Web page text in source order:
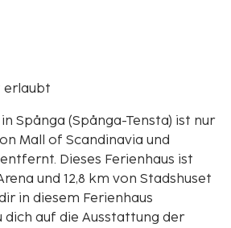
erlaubt
Spånga (Spånga-Tensta) ist nur
Mall of Scandinavia und
Ferienhaus ist
und 12,8 km von Stadshuset
in diesem Ferienhaus
dich auf die Ausstattung der